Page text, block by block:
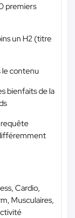
premiers
un H2 (titre
le contenu
bienfaits de la
Cardio,
Musculaires,